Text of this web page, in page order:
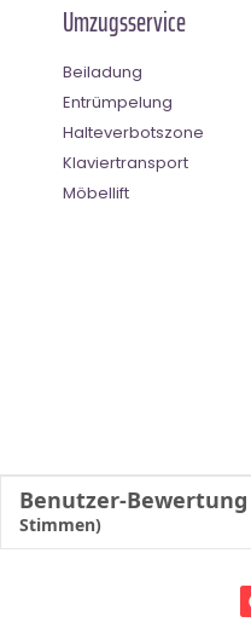
Umzugsservice
Beiladung
Entrümpelung
Halteverbotszone
Klaviertransport
Möbellift
Benutzer-Bewertung
Stimmen)